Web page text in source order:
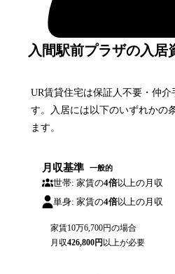
入間駅前プラザの入居
UR賃貸住宅は保証人不要・仲介
す。入居には以下のいずれかの
ます。
月収基準 一般的
世帯: 家賃の4倍以上の月収
単身: 家賃の4倍以上の月収
家賃10万6,700円の場合
月収426,800円 以上が必要